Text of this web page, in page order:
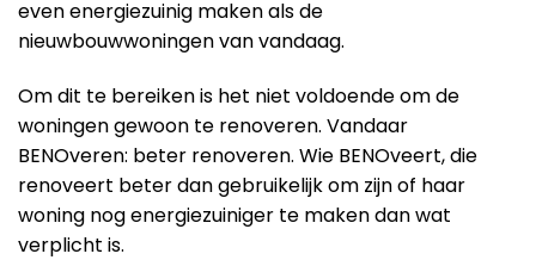
even energiezuinig maken als de
nieuwbouwwoningen van vandaag.
Om dit te bereiken is het niet voldoende om de
woningen gewoon te renoveren. Vandaar
BENOveren: beter renoveren. Wie BENOveert, die
renoveert beter dan gebruikelijk om zijn of haar
woning nog energiezuiniger te maken dan wat
verplicht is.